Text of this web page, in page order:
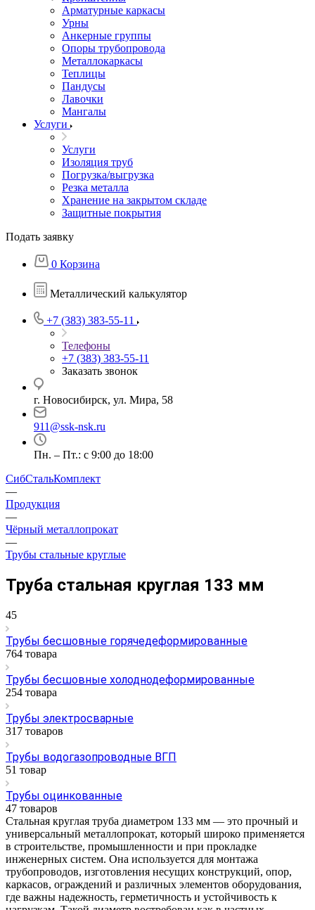
Арматурные каркасы
Урны
Анкерные группы
Опоры трубопровода
Металлокаркасы
Теплицы
Пандусы
Лавочки
Мангалы
Услуги
Услуги
Изоляция труб
Погрузка/выгрузка
Резка металла
Хранение на закрытом складе
Защитные покрытия
Подать заявку
0 Корзина
Металлический калькулятор
+7 (383) 383-55-11
Телефоны
+7 (383) 383-55-11
Заказать звонок
г. Новосибирск, ул. Мира, 58
911@ssk-nsk.ru
Пн. – Пт.: с 9:00 до 18:00
СибСтальКомплект
—
Продукция
—
Чёрный металлопрокат
—
Трубы стальные круглые
Труба стальная круглая 133 мм
45
Трубы бесшовные горячедеформированные
764 товара
Трубы бесшовные холоднодеформированные
254 товара
Трубы электросварные
317 товаров
Трубы водогазопроводные ВГП
51 товар
Трубы оцинкованные
47 товаров
Стальная круглая труба диаметром 133 мм — это прочный и
универсальный металлопрокат, который широко применяется
в строительстве, промышленности и при прокладке
инженерных систем. Она используется для монтажа
трубопроводов, изготовления несущих конструкций, опор,
каркасов, ограждений и различных элементов оборудования,
где важны надежность, герметичность и устойчивость к